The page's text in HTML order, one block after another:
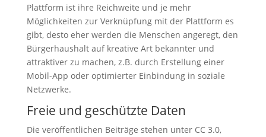
Plattform ist ihre Reichweite und je mehr
Möglichkeiten zur Verknüpfung mit der Plattform es
gibt, desto eher werden die Menschen angeregt, den
Bürgerhaushalt auf kreative Art bekannter und
attraktiver zu machen, z.B. durch Erstellung einer
Mobil-App oder optimierter Einbindung in soziale
Netzwerke.
Freie und geschützte Daten
Die veröffentlichen Beiträge stehen unter CC 3.0,